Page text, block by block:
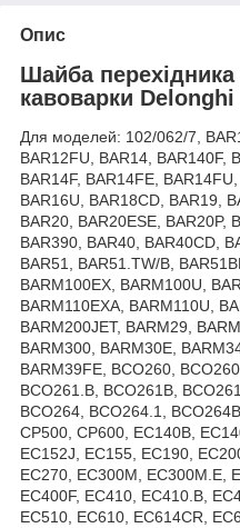
Опис
Шайба
кавоварки Delonghi
Для моделей: 102/062/7,
BAR12FU, BAR14, BAR140F,
BAR14F, BAR14FE,
BAR16U, BAR18CD, BAR19,
BAR20, BAR20ESE, BAR20P,
BAR390, BAR40, BAR40CD,
BAR51, BAR51.TW/B,
BARM100EX, BARM100U,
BARM110EXA, BARM110U,
BARM200JET, BARM29,
BARM300, BARM30E,
BARM39FE, BCO260,
BCO261.B, BCO261B,
BCO264, BCO264.1,
CP500, CP600, EC140B,
EC152J, EC155, EC190,
EC270, EC300M, EC300M.E,
EC400F, EC410, EC410.B,
EC510, EC610, EC614CR,